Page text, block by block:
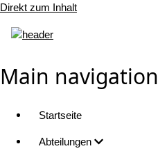
Direkt zum Inhalt
Main navigation
Startseite
Abteilungen